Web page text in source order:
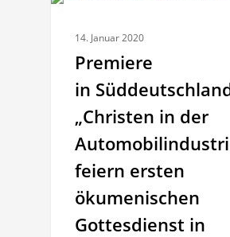
14. Januar 2020
Premiere
in
„Christen in der
feiern ersten
ökumenischen
Gottesdienst in